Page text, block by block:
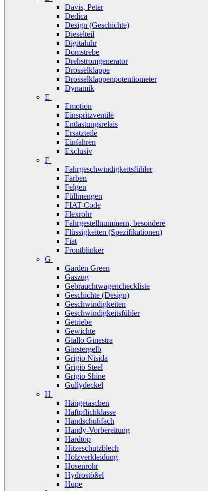
Davis, Peter
Dedica
Design (Geschichte)
Dieselteil
Digitaluhr
Domstrebe
Drehstromgenerator
Drosselklappe
Drosselklappenpotentiometer
Dynamik
E
Emotion
Einspritzventile
Entlastungsrelais
Ersatzteile
Einfahren
Exclusiv
F
Fahrgeschwindigkeitsfühler
Farben
Felgen
Füllmengen
FIAT-Code
Flexrohr
Fahrgestellnummern, besondere
Flüssigkeiten (Spezifikationen)
Fiat
Frontblinker
G
Garden Green
Gaszug
Gebrauchtwagencheckliste
Geschichte (Design)
Geschwindigkeiten
Geschwindigkeitsfühler
Getriebe
Gewichte
Giallo Ginestra
Ginstergelb
Grigio Nisida
Grigio Steel
Grigio Shine
Gullydeckel
H
Hängetaschen
Haftpflichklasse
Handschuhfach
Handy-Vorbereitung
Hardtop
Hitzeschutzblech
Holzverkleidung
Hosenrohr
Hydrostößel
Hupe